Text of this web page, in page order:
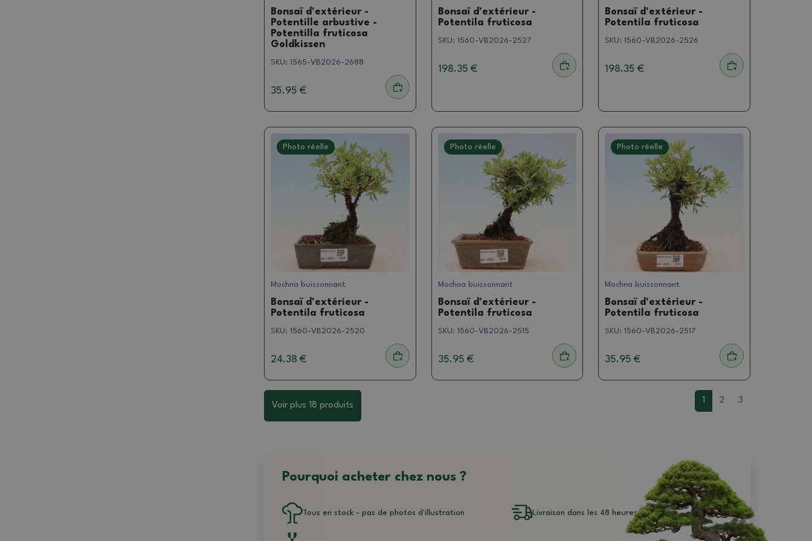
Bonsaï d'extérieur -
Potentille arbustive -
Potentilla fruticosa
Goldkissen
SKU: 1565-VB2026-2688
35.95 €
Bonsaï d'extérieur -
Potentila fruticosa
SKU: 1560-VB2026-2527
198.35 €
Bonsaï d'extérieur -
Potentila fruticosa
SKU:1560-VB2026-2526
198.35 €
Photo réelle
Mochna buissonnant
Bonsaï d'extérieur -
Potentila fruticosa
SKU: 1560-VB2026-2520
24.38 €
Photo réelle
Mochna buissonnant
Bonsaï d'extérieur -
Potentila fruticosa
SKU: 1560-VB2026-2515
35.95 €
Photo réelle
Mochna buissonnant
Bonsaï d'extérieur -
Potentila fruticosa
SKU:1560-VB2026-2517
35.95 €
Voir plus 18 produits
1 2 3
Pourquoi acheter chez nous ?
Tous en stock - pas de photos d'illustration Livraison dans les 48 heures